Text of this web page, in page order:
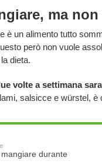
ma
è un alimento tutto
però non vuole
dieta.
volte a settimana
salsicce e würstel, è
durante